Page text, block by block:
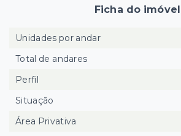
Ficha do imóvel
Unidades por andar
Total de andares
Perfil
Situação
Área Privativa